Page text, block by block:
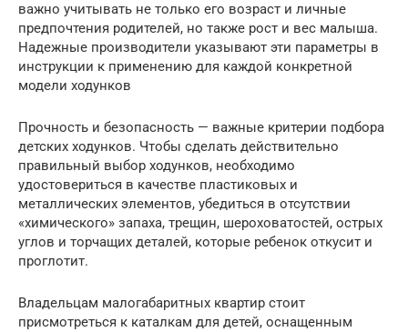
важно учитывать не только его возраст и личные
предпочтения родителей, но также рост и вес малыша.
Надежные производители указывают эти параметры в
инструкции к применению для каждой конкретной
модели ходунков
Прочность и безопасность — важные критерии подбора
детских ходунков. Чтобы сделать действительно
правильный выбор ходунков, необходимо
удостовериться в качестве пластиковых и
металлических элементов, убедиться в отсутствии
«химического» запаха, трещин, шероховатостей, острых
углов и торчащих деталей, которые ребенок откусит и
проглотит.
Владельцам малогабаритных квартир стоит
присмотреться к каталкам для детей, оснащенным